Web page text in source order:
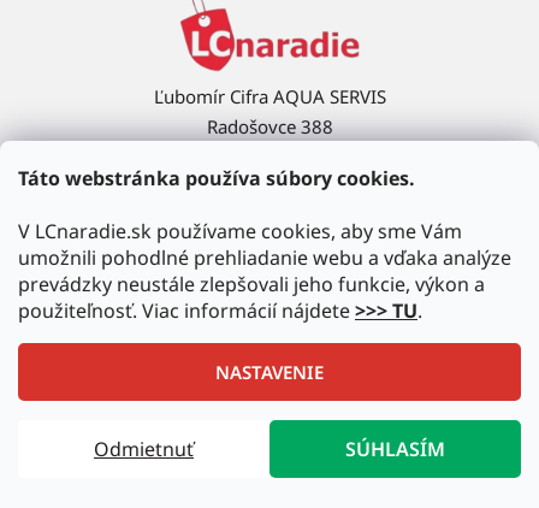
Táto webstránka používa súbory cookies.
V LCnaradie.sk používame cookies, aby sme Vám
umožnili pohodlné prehliadanie webu a vďaka analýze
prevádzky neustále zlepšovali jeho funkcie, výkon a
použiteľnosť. Viac informácií nájdete>>> TU.
NASTAVENIE
Odmietnuť SÚHLASÍM
Ľubomír Cifra AQUA SERVIS
Radošovce 388
Upravil Balkys
Copyright 2026LCnaradie.sk
. Všetky práva vyhradené.
Upraviť nastavenie cookies